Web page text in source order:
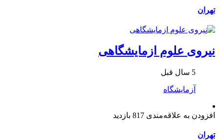
تهران
نیروی علوم ازمایشگاهی
5 سال قبل
آزمایشگاه
افزودن به علاقه‌مندی 817 بازدید
تهران